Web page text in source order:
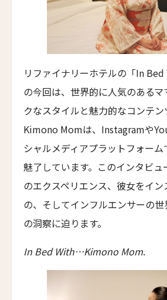
ムンドゥク・キャビンbyデサ・ヘイ
Munduk Cabins by Desa Hay
シーナ・ヴィラ・マティルデ
Sina Villa Matilde
ザボラ・エステート
Zabola Estate
ル・ヌメロ3・バイ・シャンパー
Le N°3 by Champagne Thiénot
トルフフス・リトリート
Torfhús Retreat
ランチャン・ナン・リトリート
Lchang Nang Retreat
THE PASONA Natureverse Retreat
12人
14人
15人
16人
17人
18人
19人
9人
10人
11人
13人
14人
15人
16人
18人
リファイナリーホテルの「In
の今回は、世界的に人気のある
クなスタイルと魅力的なコンテ
Kimono Momは、Instagramや
シャルメディアプラットフォー
魅了しています。このインタビ
のエクスペリエンス、彼女をイン
の、そしてインフルエンサーの
の洞察に迫ります。
In Bed With…Kimono Mom.